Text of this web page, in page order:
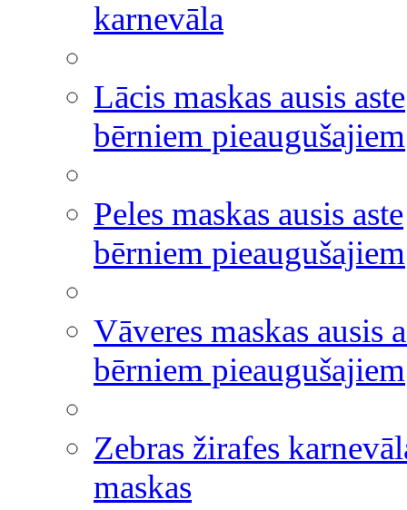
karnevāla
Lācis maskas ausis aste
bērniem pieaugušajiem
Peles maskas ausis aste
bērniem pieaugušajiem
Vāveres maskas ausis
bērniem pieaugušajiem
Zebras žirafes
maskas